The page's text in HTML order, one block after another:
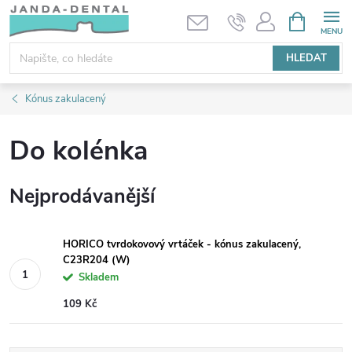
Přejít
obsah
HLEDAT
NÁKUPNÍ
KOŠÍK
Kónus zakulacený
Do kolénka
Nejprodávanější
HORICO tvrdokovový vrtáček - kónus zakulacený,
C23R204 (W)
Skladem
109 Kč